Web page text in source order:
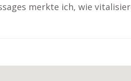
merkte ich, wie